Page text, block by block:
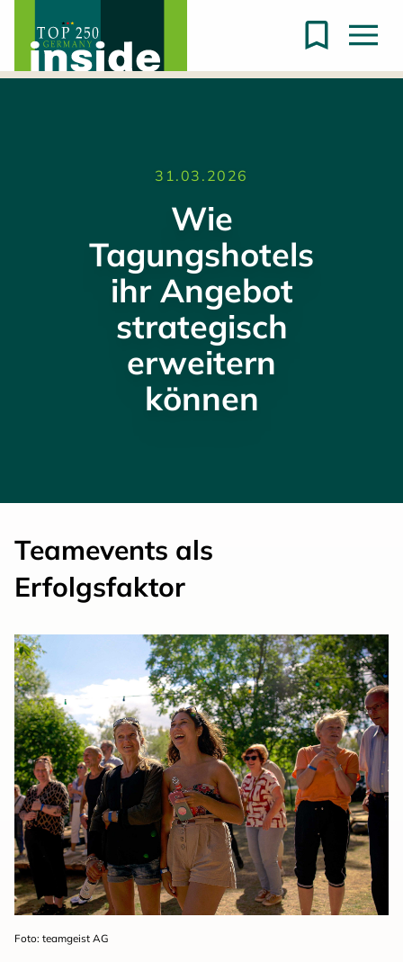
31.03.2026
Wie
Tagungshotels
ihr Angebot
strategisch
erweitern
können
Teamevents als
Erfolgsfaktor
Foto: teamgeist AG